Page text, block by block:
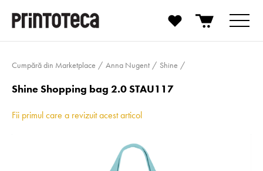
Cumpără din Marketplace Anna Nugent Shine
Shine Shopping bag 2.0 STAU117
Fii primul care a revizuit acest articol